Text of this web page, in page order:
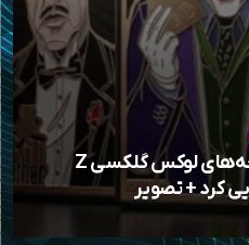
کاویار از نسخه‌های لوکس گلکسی Z